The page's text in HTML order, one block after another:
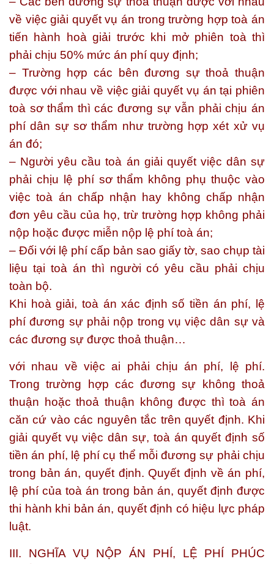
về việc giải quyết vụ án trong trường hợp toà án
tiến hành hoà giải trước khi mở phiên toà thì
phải chịu 50% mức án phí quy định;
– Trường hợp các bên đương sự thoả thuận
được với nhau về việc giải quyết vụ án tại phiên
toà sơ thẩm thì các đương sự vẫn phải chịu án
phí dân sự sơ thẩm như trường hợp xét xử vụ
án đó;
– Người yêu cầu toà án giải quyết việc dân sự
phải chịu lệ phí sơ thẩm không phụ thuộc vào
việc toà án chấp nhận hay không chấp nhận
đơn yêu cầu của họ, trừ trường hợp không phải
nộp hoặc được miễn nộp lệ phí toà án;
– Đối với lệ phí cấp bản sao giấy tờ, sao chụp tài
liệu tại toà án thì người có yêu cầu phải chịu
toàn bộ.
Khi hoà giải, toà án xác định số tiền án phí, lệ
phí đương sự phải nộp trong vụ việc dân sự và
các đương sự được thoả thuận…
với nhau về việc ai phải chịu án phí, lệ phí.
Trong trường hợp các đương sự không thoả
thuận hoặc thoả thuận không được thì toà án
căn cứ vào các nguyên tắc trên quyết định. Khi
giải quyết vụ việc dân sự, toà án quyết định số
tiền án phí, lệ phí cụ thể mỗi đương sự phải chịu
trong bản án, quyết định. Quyết định về án phí,
lệ phí của toà án trong bản án, quyết định được
thi hành khi bản án, quyết định có hiệu lực pháp
luật.
III. NGHĨA VỤ NỘP ÁN PHÍ, LỆ PHÍ PHÚC